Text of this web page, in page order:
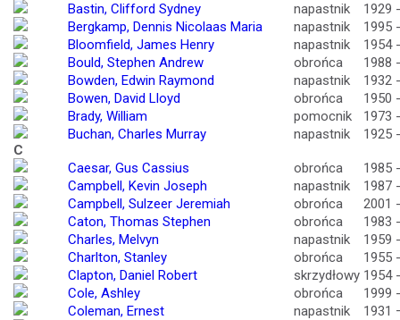
Bastin, Clifford Sydney
napastnik
1929
Bergkamp, Dennis Nicolaas Maria
napastnik
1995
Bloomfield, James Henry
napastnik
1954
Bould, Stephen Andrew
obrońca
1988
Bowden, Edwin Raymond
napastnik
1932
Bowen, David Lloyd
obrońca
1950
Brady, William
pomocnik
1973
Buchan, Charles Murray
napastnik
1925
C
Caesar, Gus Cassius
obrońca
1985
Campbell, Kevin Joseph
napastnik
1987
Campbell, Sulzeer Jeremiah
obrońca
2001
Caton, Thomas Stephen
obrońca
1983
Charles, Melvyn
napastnik
1959
Charlton, Stanley
obrońca
1955
Clapton, Daniel Robert
skrzydłowy 1954
Cole, Ashley
obrońca
1999
Coleman, Ernest
napastnik
1931